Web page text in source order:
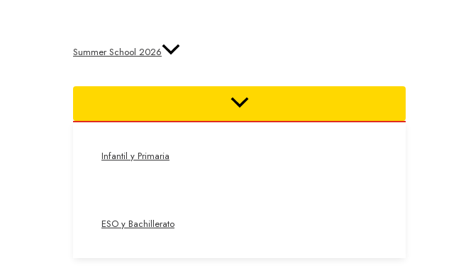
Summer School 2026
Infantil y Primaria
ESO y Bachillerato